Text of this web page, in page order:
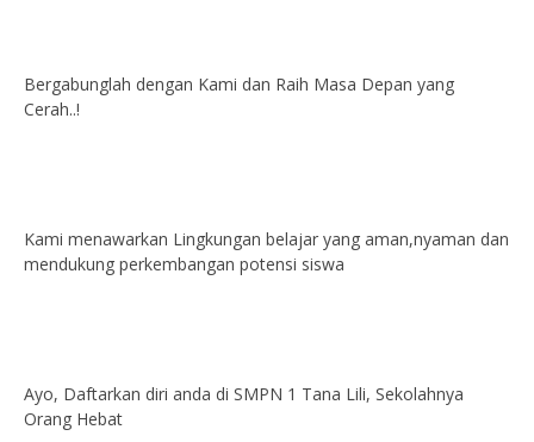
Bergabunglah dengan Kami dan Raih Masa Depan yang
Cerah..!
Kami menawarkan Lingkungan belajar yang aman,nyaman dan
mendukung perkembangan potensi siswa
Ayo, Daftarkan diri anda di SMPN 1 Tana Lili, Sekolahnya
Orang Hebat